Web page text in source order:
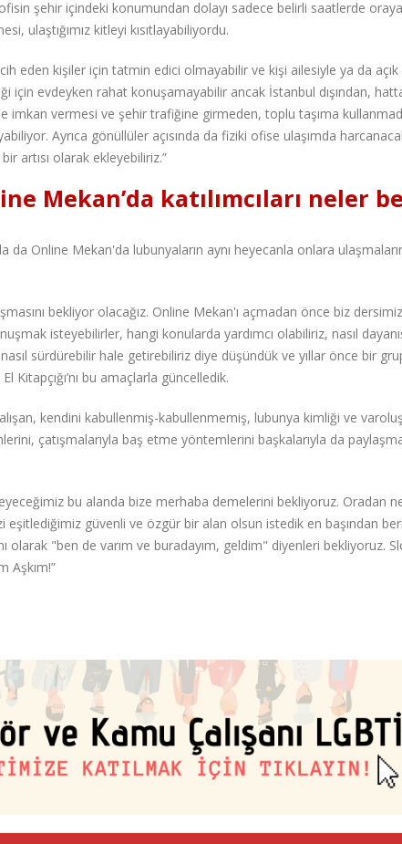
şehir içindeki konumundan dolayı sadece belirli saatlerde
ulaştığımız kitleyi kısıtlayabiliyordu.
eden kişiler için tatmin edici olmayabilir ve kişi ailesiyle ya da açık
için evdeyken rahat konuşamayabilir ancak İstanbul dışından,
imkan vermesi ve şehir trafiğine girmeden, toplu taşıma
Ayrıca gönüllüler açısında da fiziki ofise ulaşımda
artısı olarak ekleyebiliriz.”
Mekan’da katılımcıları neler
da Online Mekan'da lubunyaların aynı heyecanla onlara
bekliyor olacağız. Online Mekan'ı açmadan önce biz
isteyebilirler, hangi konularda yardımcı olabiliriz, nasıl
sürdürebilir hale getirebiliriz diye düşündük ve yıllar önce bir
Kitapçığı’nı bu amaçlarla güncelledik.
kendini kabullenmiş-kabullenmemiş, lubunya kimliği ve
çatışmalarıyla baş etme yöntemlerini başkalarıyla da
bu alanda bize merhaba demelerini bekliyoruz. Oradan
eşitlediğimiz güvenli ve özgür bir alan olsun istedik en başından
olarak "ben de varım ve buradayım, geldim" diyenleri bekliyoruz.
Aşkım!”